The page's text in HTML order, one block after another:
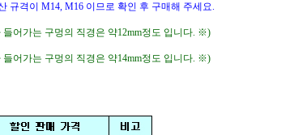
규격이 M14, M16 이므로 확인 후 구매해 주세요.
어가는 구멍의 직경은 약12mm정도 입니다. ※)
어가는 구멍의 직경은 약14mm정도 입니다. ※)